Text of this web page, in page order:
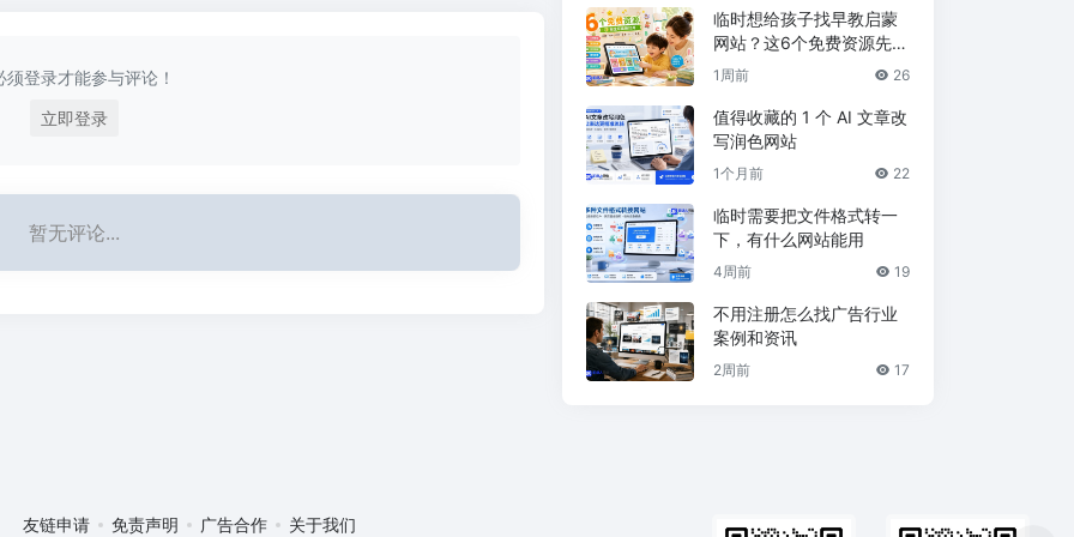
须登录才能参与评论！
立即登录
暂无评论...
临时想给孩子找早教启蒙
网站？这6个免费资源先收
藏
1周前 26
值得收藏的 1 个 AI 文章改
写润色网站
1个月前 22
临时需要把文件格式转一
下，有什么网站能用
4周前 19
不用注册怎么找广告行业
案例和资讯
2周前 17
友链申请 免责声明 广告合作 关于我们